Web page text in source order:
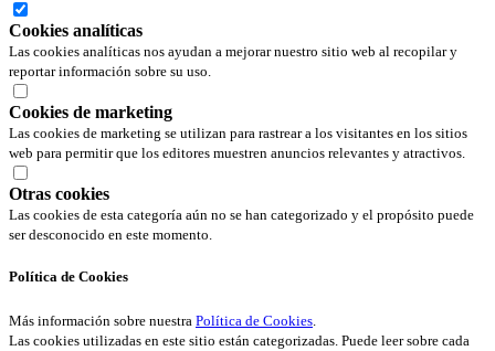
Cookies analíticas
Las cookies analíticas nos ayudan a mejorar nuestro sitio web al recopilar y
reportar información sobre su uso.
Cookies de marketing
Las cookies de marketing se utilizan para rastrear a los visitantes en los sitios
web para permitir que los editores muestren anuncios relevantes y atractivos.
Otras cookies
Las cookies de esta categoría aún no se han categorizado y el propósito puede
ser desconocido en este momento.
Política de Cookies
Más información sobre nuestra Política de Cookies.
Las cookies utilizadas en este sitio están categorizadas. Puede leer sobre cada